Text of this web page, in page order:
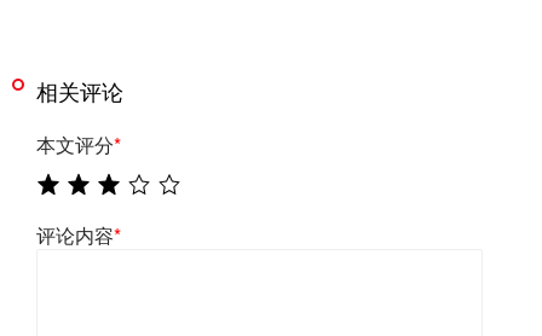
相关评论
本文评分*
评论内容*